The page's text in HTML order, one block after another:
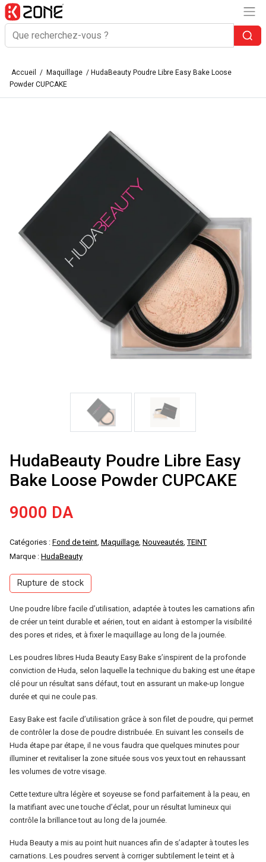
Accueil / Maquillage / HudaBeauty Poudre Libre Easy Bake Loose
Powder CUPCAKE
HudaBeauty Poudre Libre Easy
Bake Loose Powder CUPCAKE
9000 DA
Catégories : Fond de teint, Maquillage, Nouveautés,TEINT
Marque : HudaBeauty
Rupture de stock
Une poudre libre facile d’utilisation, adaptée à toutes les carnations afin
de créer un teint durable et aérien, tout en aidant à estomper la visibilité
des pores et rides, et à fixer le maquillage au long de la journée.
Les poudres libres Huda Beauty Easy Bake s’inspirent de la profonde
conviction de Huda, selon laquelle la technique du baking est une étape
clé pour un résultat sans défaut, tout en assurant un make-up longue
durée et qui ne coule pas.
Easy Bake est facile d’utilisation grâce à son filet de poudre, qui permet
de contrôler la dose de poudre distribuée. En suivant les conseils de
Huda étape par étape, il ne vous faudra que quelques minutes pour
illuminer et revitaliser la zone située sous vos yeux tout en rehaussant
les volumes de votre visage.
Cette texture ultra légère et soyeuse se fond parfaitement à la peau, en
la matifiant avec une touche d’éclat, pour un résultat lumineux qui
contrôle la brillance tout au long de la journée.
Huda Beauty a mis au point huit nuances afin de s’adapter à toutes les
carnations. Les poudres servent à corriger subtilement le teint et à